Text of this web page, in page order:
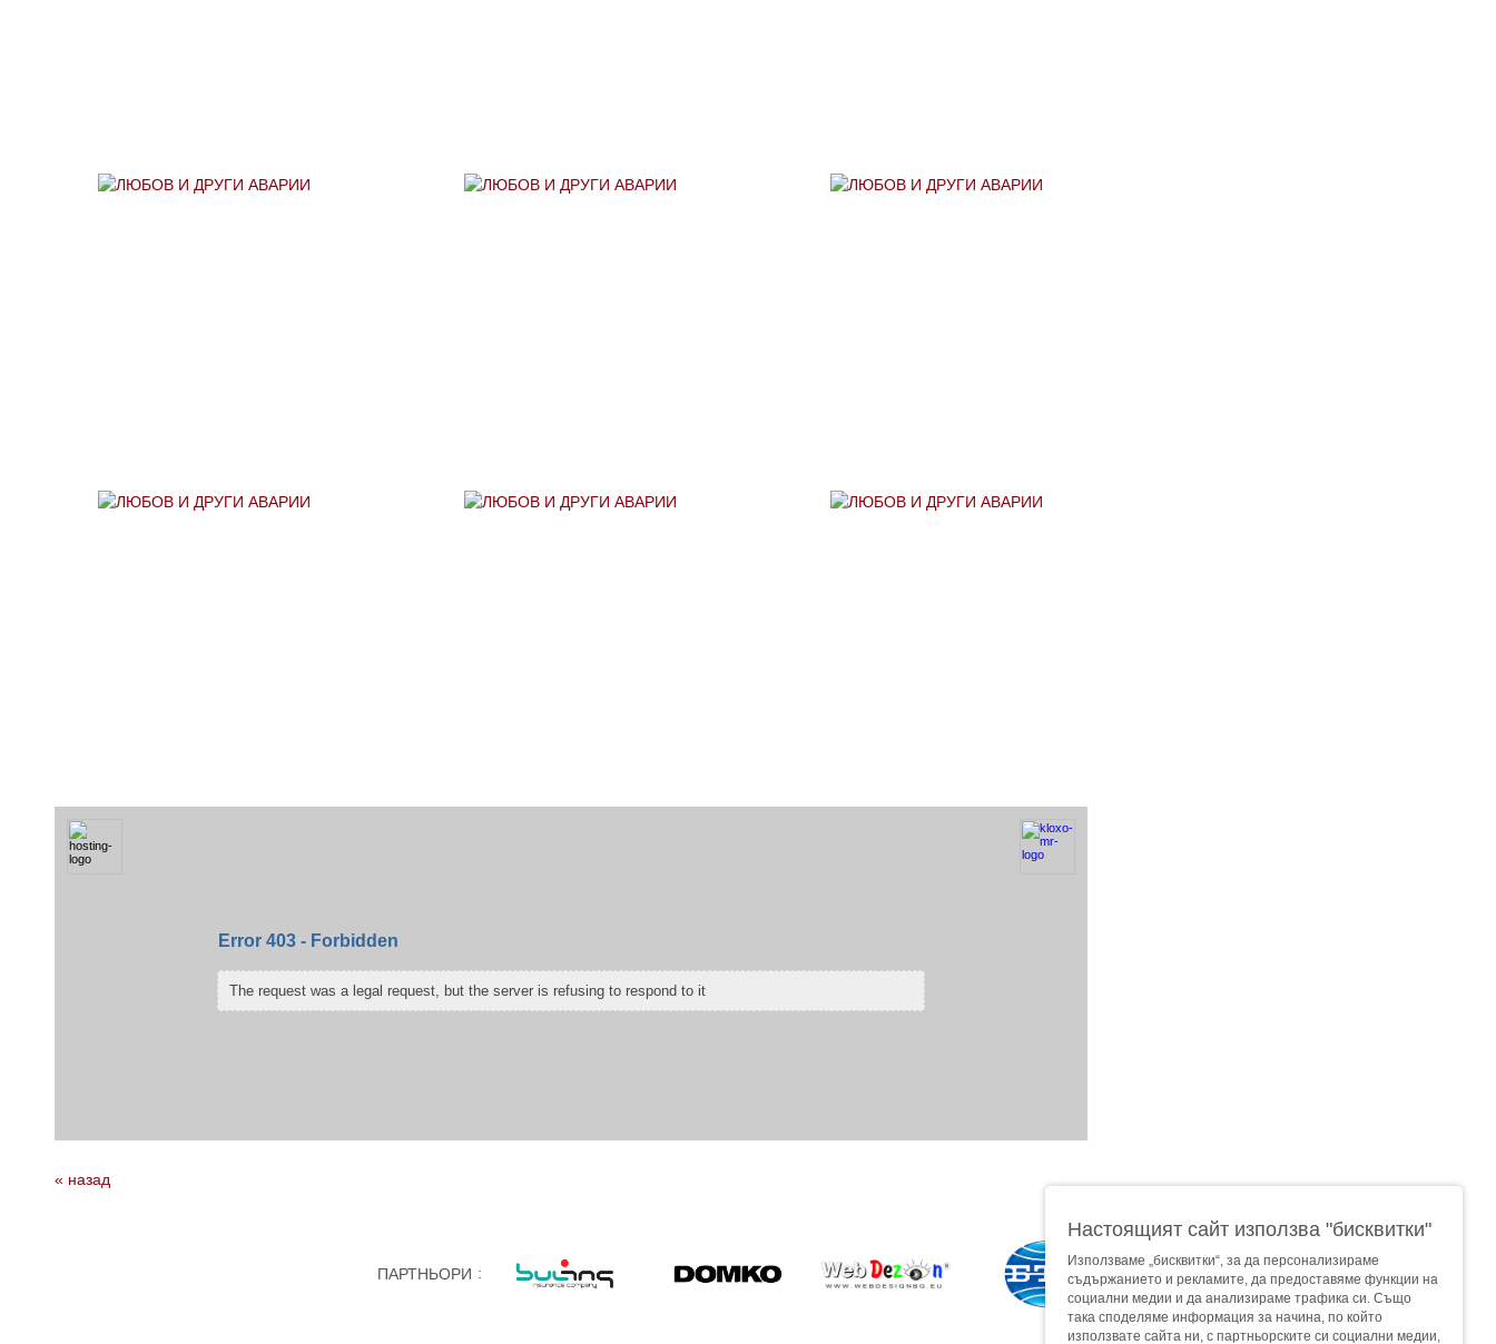
« назад
ПАРТНЬОРИ :
Настоящият сайт използва "бисквитки"
Използваме „бисквитки“, за да персонализираме
съдържанието и рекламите, да предоставяме функции на
социални медии и да анализираме трафика си. Също
така споделяме информация за начина, по който
използвате сайта ни, с партньорските си социални медии,